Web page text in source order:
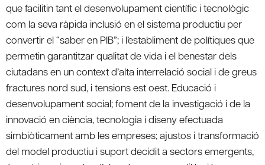
que facilitin tant el desenvolupament científic i tecnològic
com la seva ràpida inclusió en el sistema productiu per
convertir el “saber en PIB”; i l’establiment de polítiques que
permetin garantitzar qualitat de vida i el benestar dels
ciutadans en un context d’alta interrelació social i de greus
fractures nord sud, i tensions est oest. Educació i
desenvolupament social; foment de la investigació i de la
innovació en ciència, tecnologia i diseny efectuada
simbiòticament amb les empreses; ajustos i transformació
del model productiu i suport decidit a sectors emergents,